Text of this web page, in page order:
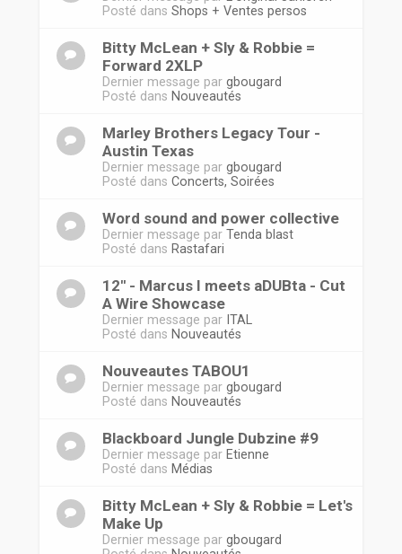
Posté dans Shops + Ventes persos
Bitty McLean + Sly & Robbie =
Forward 2XLP
Dernier message par gbougard
Posté dans Nouveautés
Marley Brothers Legacy Tour -
Austin Texas
Dernier message par gbougard
Posté dans Concerts, Soirées
Word sound and power collective
Dernier message par Tenda blast
Posté dans Rastafari
12'' - Marcus I meets aDUBta - Cut
A Wire Showcase
Dernier message par ITAL
Posté dans Nouveautés
Nouveautes TABOU1
Dernier message par gbougard
Posté dans Nouveautés
Blackboard Jungle Dubzine #9
Dernier message par Etienne
Posté dans Médias
Bitty McLean + Sly & Robbie = Let's
Make Up
Dernier message par gbougard